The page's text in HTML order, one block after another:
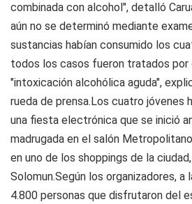
combinada con alcohol", detalló
aún no se determinó mediante
sustancias habían consumido los
todos los casos fueron tratados por
"intoxicación alcohólica aguda",
rueda de prensa.Los cuatro jóvenes
una fiesta electrónica que se inició
madrugada en el salón
en uno de los shoppings de la
Solomun.Según los organizadores,
4.800 personas que disfrutaron del